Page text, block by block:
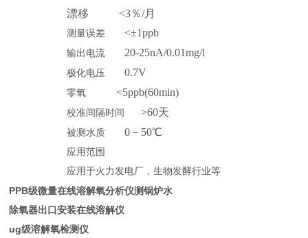
漂移
<3％/月
测量误差 <±1ppb
输出电流 20-25nA/0.01mg/l
极化电压 0.7V
零氧 <5ppb(60min)
校准间隔时间 >60天
被测水质 0－ 50℃
应用范围
应用于火力发电厂，生物发酵行业等
PPB级微量在线溶解氧分析仪测锅炉水
除氧器出口安装在线溶解仪
ug级溶解氧检测仪